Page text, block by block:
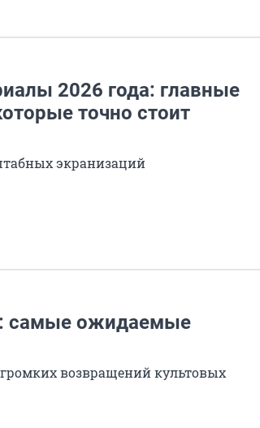
2026 года: главные
точно стоит
экранизаций
самые ожидаемые
возвращений культовых